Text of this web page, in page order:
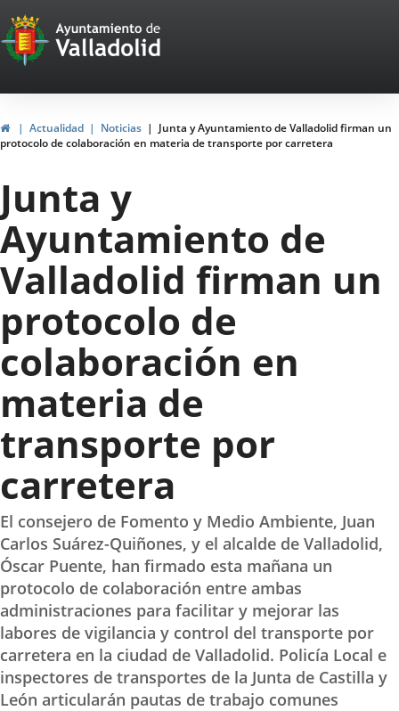
Portal
Web
del
Ayuntamiento
de
Valladolid
HomeActualidad Noticias
Junta y Ayuntamiento de Valladolid firman un
protocolo de colaboración en materia de transporte por carretera
Junta y
Ayuntamiento de
Valladolid firman un
protocolo de
colaboración en
materia de
transporte por
carretera
El consejero de Fomento y Medio Ambiente, Juan
Carlos Suárez-Quiñones, y el alcalde de Valladolid,
Óscar Puente, han firmado esta mañana un
protocolo de colaboración entre ambas
administraciones para facilitar y mejorar las
labores de vigilancia y control del transporte por
carretera en la ciudad de Valladolid. Policía Local e
inspectores de transportes de la Junta de Castilla y
León articularán pautas de trabajo comunes